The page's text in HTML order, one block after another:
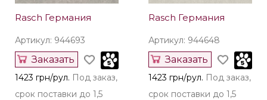
Rasch Германия
Артикул: 944693
Заказать
1423 грн/рул. Под заказ,
срок поставки до 1,5
Rasch Германия
Артикул: 944648
Заказать
1423 грн/рул. Под заказ,
срок поставки до 1,5